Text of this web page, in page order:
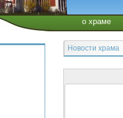
о храме
Новости храма